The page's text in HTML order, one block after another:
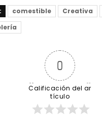
comestible Creativa
0
Calificación del ar
tículo